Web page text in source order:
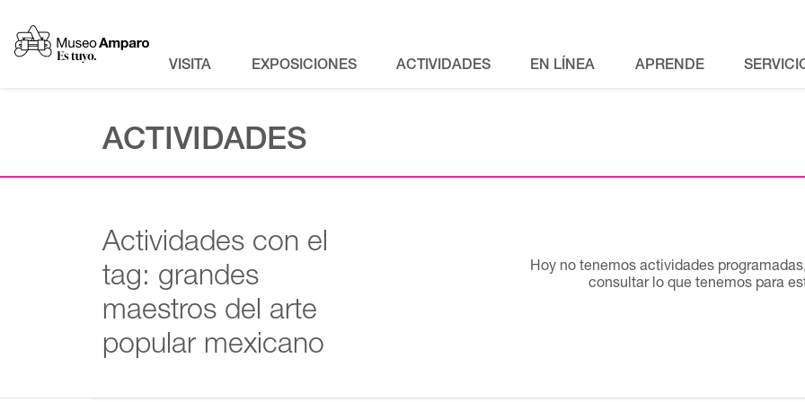
VISITA EXPOSICIONES ACTIVIDADES EN LÍNEA APRENDE
ACTIVIDADES
Actividades con el
tag: grandes
maestros del arte
popular mexicano
Hoy no tenemos actividades
consultar lo que tenemos para